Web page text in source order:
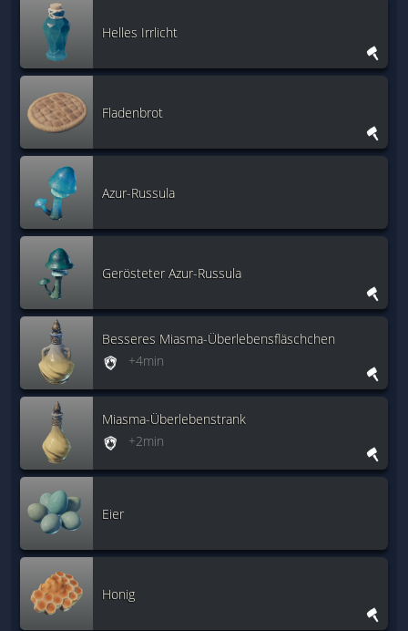
Helles Irrlicht
Fladenbrot
Azur-Russula
Gerösteter Azur-Russula
Besseres Miasma-Überlebensfläschchen
+4min
Miasma-Überlebenstrank
+2min
Eier
Honig